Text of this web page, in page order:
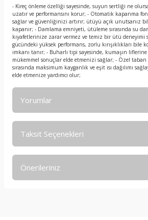
- Kireç önleme özelliği sayesinde, suyun sertliği ne
uzatır ve performansını korur; - Otomatik kapanma
sağlar ve güvenliğinizi artırır; ütüyü açık unutsanız
kapanır; - Damlama emniyeti, ütüleme sırasında su
kıyafetlerinize zarar vermez ve temiz bir ütü deneyimi
gücündeki yüksek performans, zorlu kırışıklıkları bile
imkanı tanır; - Buharlı tipi sayesinde, kumaşın
mükemmel sonuçlar elde etmenizi sağlar; - Özel
sırasında maksimum kayganlık ve eşit ısı dağılımı
elde etmenize yardımcı olur;
Yorumlar
Taksit Seçenekleri
Önerileriniz